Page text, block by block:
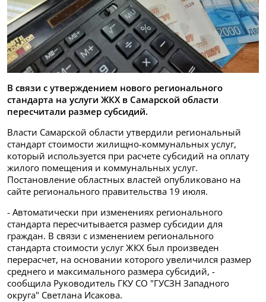
В связи с утверждением нового регионального
стандарта на услуги ЖКХ в Самарской области
пересчитали размер субсидий.
Власти Самарской области утвердили региональный
стандарт стоимости жилищно-коммунальных услуг,
который используется при расчете субсидий на оплату
жилого помещения и коммунальных услуг.
Постановление областных властей опубликовано на
сайте регионального правительства 19 июля.
- Автоматически при изменениях регионального
стандарта пересчитывается размер субсидии для
граждан. В связи с изменением регионального
стандарта стоимости услуг ЖКХ был произведен
перерасчет, на основании которого увеличился размер
среднего и максимального размера субсидий, -
сообщила Руководитель ГКУ СО "ГУСЗН Западного
округа" Светлана Исакова.